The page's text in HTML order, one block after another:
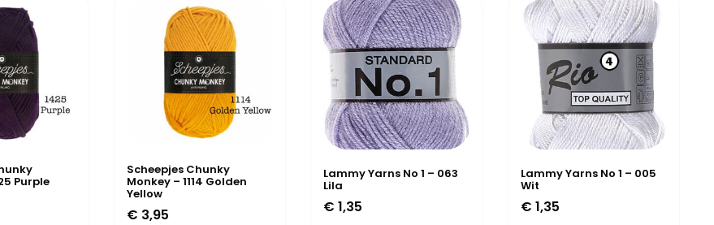
Purple
Scheepjes Chunky
Monkey – 1114 Golden
Yellow
€ 3,95
Lammy Yarns No 1 – 063
Lila
€ 1,35
Lammy Yarns No 1 – 005
Wit
€ 1,35